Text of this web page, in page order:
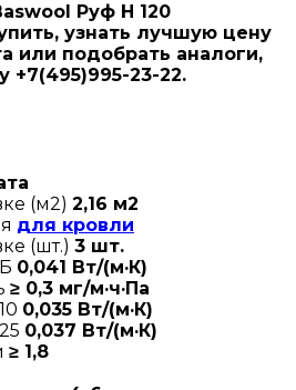
Руф Н 120
узнать лучшую цену
или подобрать аналоги,
23-22.
(м2) 2,16 м2
для кровли
(шт.) 3 шт.
0,041 Вт/(м·К)
≥ 0,3 мг/м·ч·Па
0,035 Вт/(м·К)
0,037 Вт/(м·К)
≥ 1,8